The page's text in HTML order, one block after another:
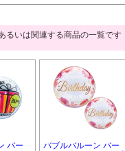
るいは関連する商品の一覧です
バー バブルバルーン バー